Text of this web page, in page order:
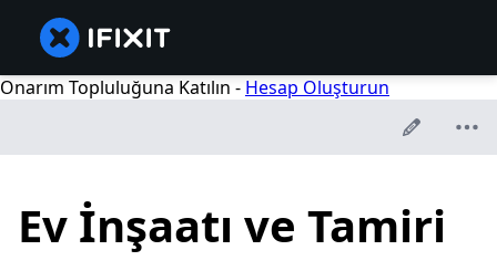
Onarım Topluluğuna Katılın - Hesap Oluşturun
Ev İnşaatı ve Tamiri